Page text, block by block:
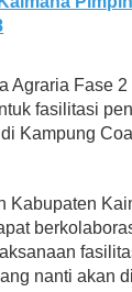
Agraria Fase
fasilitasi
Kampung
Kabupaten
nanti akan